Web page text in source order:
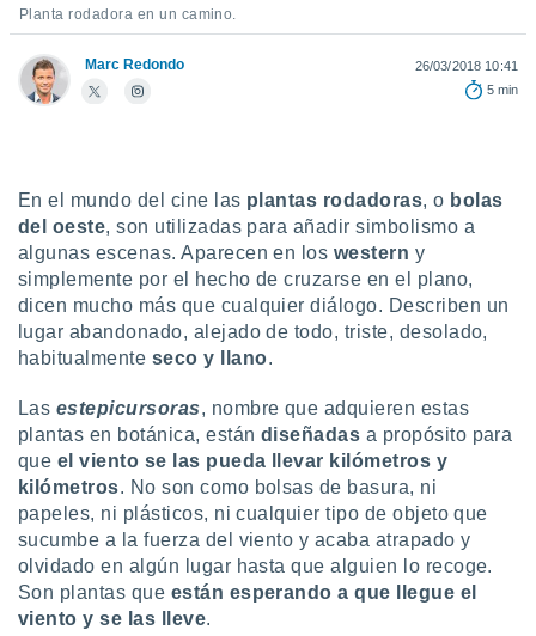
ya sean
y
en
más
nuestra
y
de
disponible
Planta rodadora en un camino.
Marc Redondo
26/03/2018 10:41
5 min
En el mundo del cine las plantas rodadoras, o bolas
del oeste, son utilizadas para añadir simbolismo a
algunas escenas. Aparecen en los western y
simplemente por el hecho de cruzarse en el plano,
dicen mucho más que cualquier diálogo. Describen un
lugar abandonado, alejado de todo, triste, desolado,
habitualmente seco y llano.
Las estepicursoras, nombre que adquieren estas
plantas en botánica, están diseñadas a propósito para
que el viento se las pueda llevar kilómetros y
kilómetros. No son como bolsas de basura, ni
papeles, ni plásticos, ni cualquier tipo de objeto que
sucumbe a la fuerza del viento y acaba atrapado y
olvidado en algún lugar hasta que alguien lo recoge.
Son plantas que están esperando a que llegue el
viento y se las lleve.